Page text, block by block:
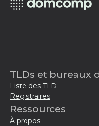
TLDs et bureaux
Liste des TLD
Registraires
Ressources
À propos